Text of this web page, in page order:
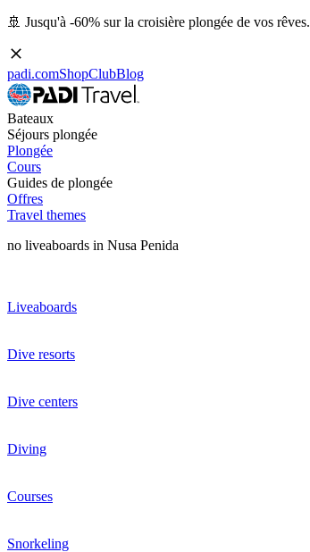
🚢 Jusqu'à -60% sur la croisière plongée de vos rêves.
padi.comShopClubBlog
Bateaux
Séjours plongée
Plongée
Cours
Guides de plongée
Offres
Travel themes
no liveaboards in Nusa Penida
Liveaboards
Dive resorts
Dive centers
Diving
Courses
Snorkeling